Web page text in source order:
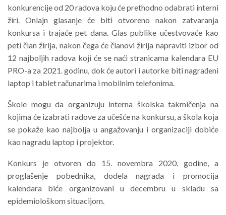
konkurencije od 20 radova koju će prethodno odabrati interni
žiri. Onlajn glasanje će biti otvoreno nakon zatvaranja
konkursa i trajaće pet dana. Glas publike učestvovaće kao
peti član žirija, nakon čega će članovi žirija napraviti izbor od
12 najboljih radova koji će se naći stranicama kalendara EU
PRO-a za 2021. godinu, dok će autori i autorke biti nagrađeni
laptop i tablet računarima i mobilnim telefonima.
Škole mogu da organizuju interna školska takmičenja na
kojima će izabrati radove za učešće na konkursu, a škola koja
se pokaže kao najbolja u angažovanju i organizaciji dobiće
kao nagradu laptop i projektor.
Konkurs je otvoren do 15. novembra 2020. godine, a
proglašenje pobednika, dodela nagrada i promocija
kalendara biće organizovani u decembru u skladu sa
epidemiološkom situacijom.